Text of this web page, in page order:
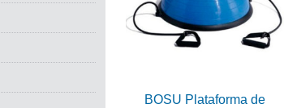
BOSU Plataforma de